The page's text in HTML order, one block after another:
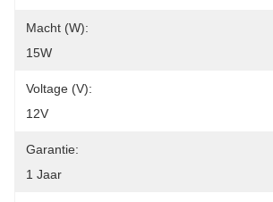
Macht (w):
15W
Voltage (v):
12V
Garantie:
1 Jaar